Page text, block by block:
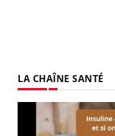
LA CHAÎNE SANTÉ